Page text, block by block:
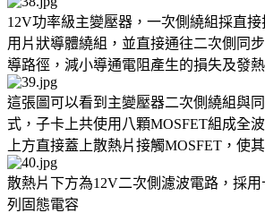
12V功率級主變壓器，一次側繞組採直
用片狀導體繞組，並直接通往二次側同
導路徑，減小導通電阻產生的損失及發熱
這張圖可以看到主變壓器二次側繞組與
式，子卡上共使用八顆MOSFET組成全
上方直接蓋上散熱片接觸MOSFET，使
散熱片下方為12V二次側濾波電路，採用
列固態電容